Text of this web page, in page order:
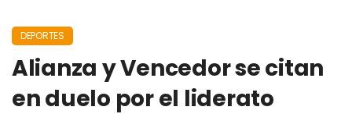
DEPORTES
Alianza y Vencedor se citan
en duelo por el liderato